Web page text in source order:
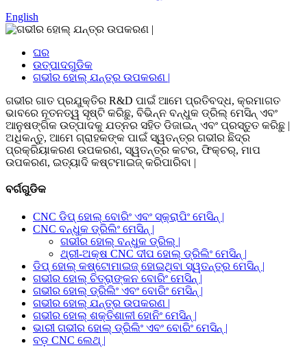
English
ଘର
ଉତ୍ପାଦଗୁଡିକ
ଗଭୀର ହୋଲ୍ ଯନ୍ତ୍ର ଉପକରଣ |
ଗଭୀର ଗାତ ପ୍ରଯୁକ୍ତିର R&D ପାଇଁ ଆମେ ପ୍ରତିବଦ୍ଧ, କ୍ରମାଗତ
ଭାବରେ ନୂତନତ୍ୱ ସୃଷ୍ଟି କରିଛୁ, ବିଭିନ୍ନ ବନ୍ଧୁକ ଡ୍ରିଲ୍ ମେସିନ୍ ଏବଂ
ଆନୁଷଙ୍ଗିକ ଉତ୍ପାଦକୁ ଯତ୍ନର ସହିତ ଡିଜାଇନ୍ ଏବଂ ପ୍ରସ୍ତୁତ କରିଛୁ |
ଅଧିକନ୍ତୁ, ଆମେ ଗ୍ରାହକଙ୍କ ପାଇଁ ସ୍ୱତନ୍ତ୍ର ଗଭୀର ଛିଦ୍ର
ପ୍ରକ୍ରିୟାକରଣ ଉପକରଣ, ସ୍ୱତନ୍ତ୍ର କଟର, ଫିକ୍ଚର୍, ମାପ
ଉପକରଣ, ଇତ୍ୟାଦି କଷ୍ଟମାଇଜ୍ କରିପାରିବା |
ବର୍ଗଗୁଡିକ
CNC ଡିପ୍ ହୋଲ୍ ବୋରିଂ ଏବଂ ସ୍କ୍ରାପିଂ ମେସିନ୍ |
CNC ବନ୍ଧୁକ ଡ୍ରିଲିଂ ମେସିନ୍ |
ଗଭୀର ହୋଲ୍ ବନ୍ଧୁକ ଡ୍ରିଲ୍ |
ଥ୍ରୀ-ଅକ୍ଷ CNC ଦୀପ ହୋଲ୍ ଡ୍ରିଲିଂ ମେସିନ୍ |
ଡିପ୍ ହୋଲ୍ କଷ୍ଟୋମାଇଜ୍ ହୋଇଥିବା ସ୍ୱତନ୍ତ୍ର ମେସିନ୍ |
ଗଭୀର ହୋଲ୍ ଚିତ୍ରାଙ୍କନ ବୋରିଂ ମେସିନ୍ |
ଗଭୀର ହୋଲ୍ ଡ୍ରିଲିଂ ଏବଂ ବୋରିଂ ମେସିନ୍ |
ଗଭୀର ହୋଲ୍ ଯନ୍ତ୍ର ଉପକରଣ |
ଗଭୀର ହୋଲ୍ ଶକ୍ତିଶାଳୀ ହୋନିଂ ମେସିନ୍ |
ଭାରୀ ଗଭୀର ହୋଲ୍ ଡ୍ରିଲିଂ ଏବଂ ବୋରିଂ ମେସିନ୍ |
ବଡ଼ CNC ଲେଥ୍ |